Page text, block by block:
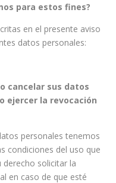
para estos fines?
en el presente aviso
datos personales:
cancelar sus datos
ejercer la revocación
personales tenemos
condiciones del uso que
derecho solicitar la
en caso de que esté